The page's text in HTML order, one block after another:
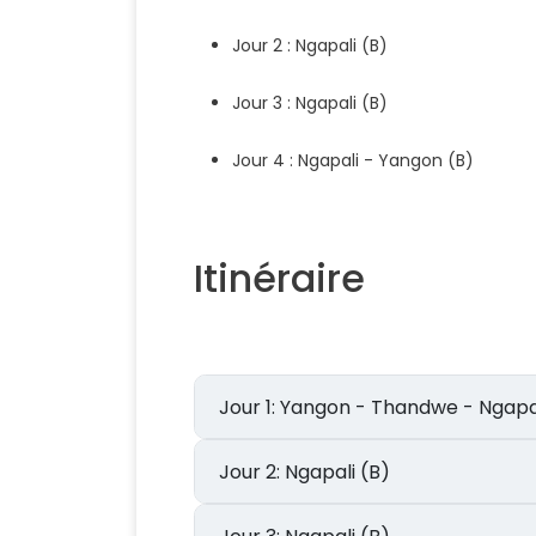
Jour 2 : Ngapali (B)
Jour 3 : Ngapali (B)
Jour 4 : Ngapali - Yangon (B)
Itinéraire
Jour 1: Yangon - Thandwe -
Jour 2: Ngapali (B)